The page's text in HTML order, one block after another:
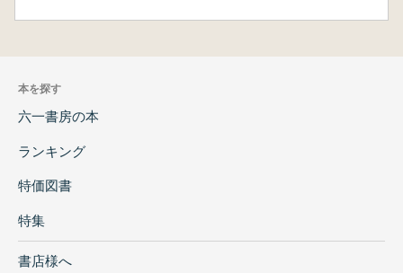
本を探す
六一書房の本
ランキング
特価図書
特集
書店様へ